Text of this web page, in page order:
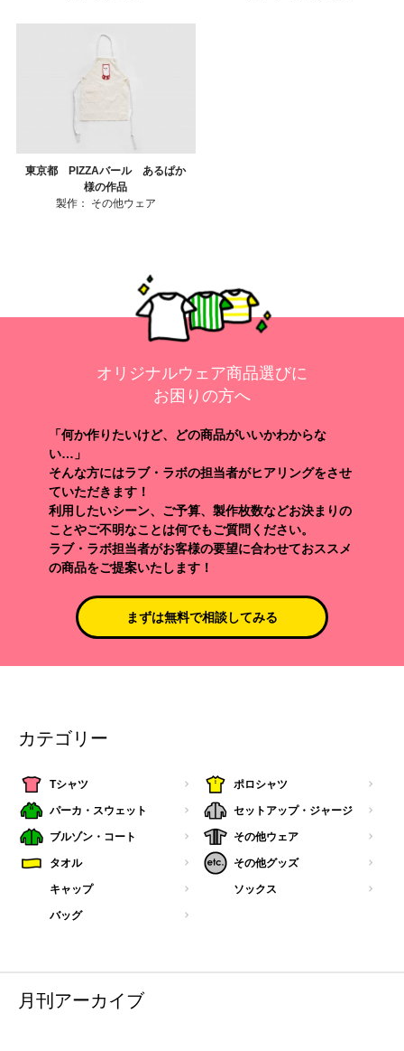
東京都 PIZZAバール あるぱか
様の作品
製作：
その他ウェア
オリジナルウェア商品選びに
お困りの方へ
「何か作りたいけど、どの商品がいいかわからな
い…」
そんな方にはラブ・ラボの担当者がヒアリングをさせ
ていただきます！
利用したいシーン、ご予算、製作枚数などお決まりの
ことやご不明なことは何でもご質問ください。
ラブ・ラボ担当者がお客様の要望に合わせておススメ
の商品をご提案いたします！
まずは無料で相談してみる
カテゴリー
Tシャツ ポロシャツ
パーカ・スウェット セットアップ・ジャージ
ブルゾン・コート その他ウェア
タオル その他グッズ
キャップ ソックス
バッグ
月刊アーカイブ